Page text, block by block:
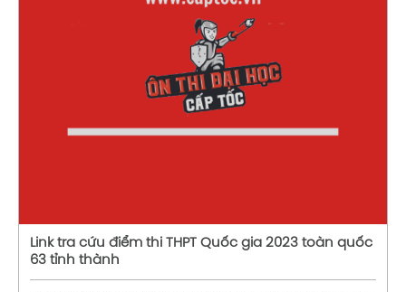
Xem chi tiết
Link tra cứu điểm thi THPT Quốc gia 2023 toàn quốc
63 tỉnh thành